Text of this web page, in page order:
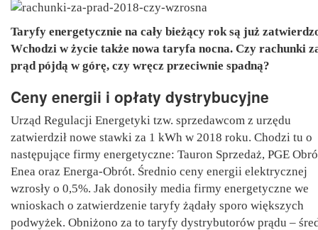
Taryfy energetycznie na cały bieżący rok są już
Wchodzi w życie także nowa taryfa nocna. Czy rachunki
prąd pójdą w górę, czy wręcz przeciwnie spadną?
Ceny energii i opłaty dystrybucyjne
Urząd Regulacji Energetyki tzw. sprzedawcom z urzędu
zatwierdził nowe stawki za 1 kWh w 2018 roku. Chodzi tu o
następujące firmy energetyczne: Tauron Sprzedaż, PGE
Enea oraz Energa-Obrót. Średnio ceny energii elektrycznej
wzrosły o 0,5%. Jak donosiły media firmy energetyczne we
wnioskach o zatwierdzenie taryfy żądały sporo większych
podwyżek. Obniżono za to taryfy dystrybutorów prądu –